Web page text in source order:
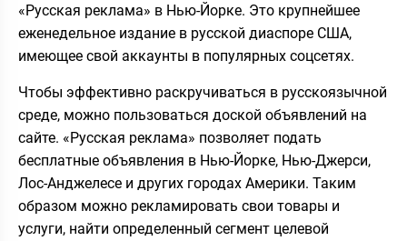
«Русская реклама» в Нью-Йорке. Это крупнейшее
еженедельное издание в русской диаспоре США,
имеющее свой аккаунты в популярных соцсетях.
Чтобы эффективно раскручиваться в русскоязычной
среде, можно пользоваться доской объявлений на
сайте. «Русская реклама» позволяет подать
бесплатные объявления в Нью-Йорке, Нью-Джерси,
Лос-Анджелесе и других городах Америки. Таким
образом можно рекламировать свои товары и
услуги, найти определенный сегмент целевой